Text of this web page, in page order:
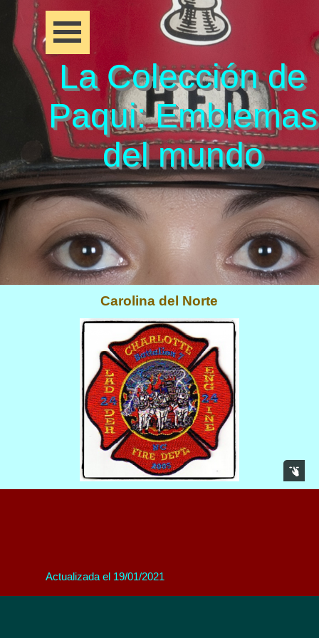
La Colección de
Paqui: Emblemas
del mundo
Carolina del Norte
Actualizada el 19/01/2021